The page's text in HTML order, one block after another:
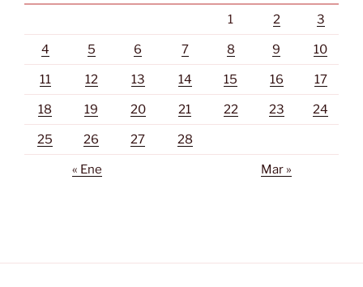
1 2 3
4 5 6 7 8 9 10
11 12 13 14 15 16 17
18 19 20 21 22 23 24
25 26 27 28
« Ene Mar »